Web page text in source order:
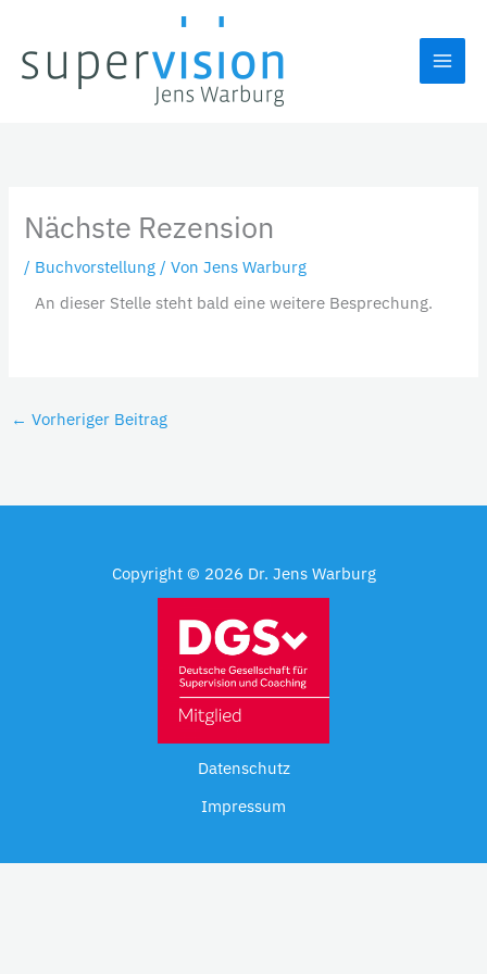
springen
Nächste Rezension
/ Buchvorstellung / VonJens Warburg
An dieser Stelle steht bald eine weitere Besprechung.
← Vorheriger Beitrag
Copyright © 2026 Dr. Jens Warburg
Datenschutz
Impressum